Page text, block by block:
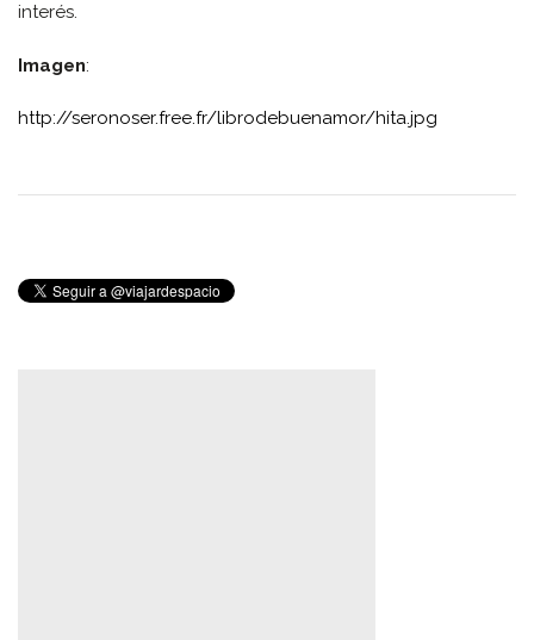
interés.
Imagen:
http://seronoser.free.fr/librodebuenamor/hita.jpg